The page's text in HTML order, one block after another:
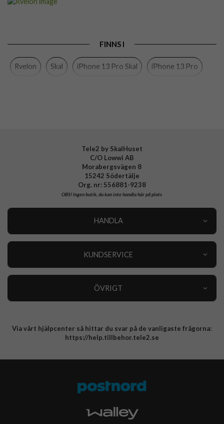
MagSafe-kompatibel, Stöttålig
Färg Svart
FINNS I
Rvelon Skal iPhone 13 Pro Skal iPhone 13 Pro
Tele2 by SkalHuset
C/O Lowwi AB
Morabergsvägen 8
15242 Södertälje
Org. nr: 556881-9238
OBS!Ingen butik, du kan inte handla här på plats
HANDLA
KUNDSERVICE
ÖVRIGT
Integritetspolicy
Via vårt hjälpcenter så hittar du svar på de vanligaste frågorna:
https://help.tillbehor.tele2.se